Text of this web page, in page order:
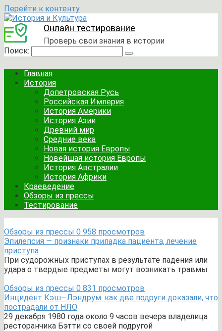
Перейти к контенту
Онлайн тестирование
Проверь свои знания в истории
Поиск:
Главная
История
Допетровская Русь
Российская Империя
История Америки
История Азии
Древний мир
Средние века
Новая история Европы
Новейшая история Европы
История Австралии
История Африки
Краеведение
Обзоры из прессы
Тестирование
Обзоры из прессы 0 958 просмотров
Эпилепсия — признаки припадка пациента, лечение
приступа
При судорожных приступах в результате падения или
удара о твердые предметы могут возникать травмы
Обзоры из прессы 0 831 просмотров
Инцидент Кэш—Лэндрум: как две подруги доказали, что
пострадали от НЛО
29 декабря 1980 года около 9 часов вечера владелица
ресторанчика Бэтти со своей подругой